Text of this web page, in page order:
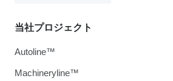
当社プロジェクト
Autoline™
Machineryline™